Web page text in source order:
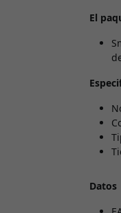
El
Datos